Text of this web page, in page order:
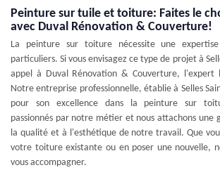
Peinture sur tuile et toiture: Faites le
avec Duval Rénovation & Couverture!
La peinture sur toiture nécessite une
particuliers. Si vous envisagez ce type de projet à
appel à Duval Rénovation & Couverture, l'expert
Notre entreprise professionnelle, établie à Selles
pour son excellence dans la peinture sur
passionnés par notre métier et nous attachons une
la qualité et à l'esthétique de notre travail. Que
votre toiture existante ou en poser une nouvelle,
vous accompagner.